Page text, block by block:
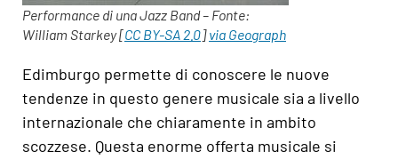
Performance di una Jazz Band – Fonte:
William Starkey [CC BY-SA 2.0]via Geograph
Edimburgo permette di conoscere le nuove
tendenze in questo genere musicale sia a livello
internazionale che chiaramente in ambito
scozzese. Questa enorme offerta musicale si